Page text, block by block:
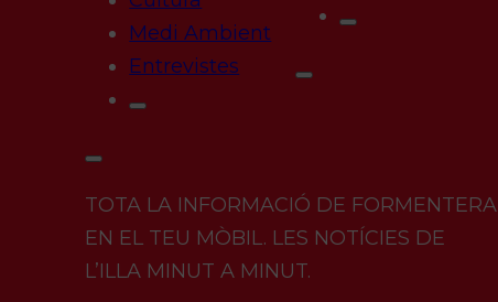
Medi Ambient
Entrevistes
TOTA LA INFORMACIÓ DE FORMENTERA
EN EL TEU MÒBIL. LES NOTÍCIES DE
L’ILLA MINUT A MINUT.